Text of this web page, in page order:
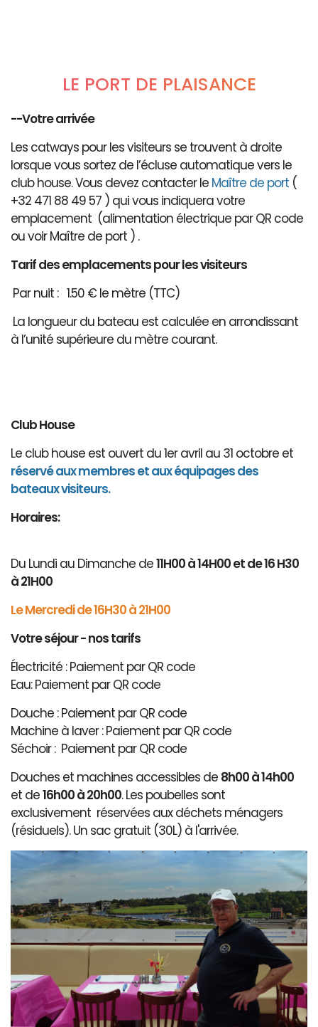
LE PORT DE PLAISANCE
--Votre arrivée
Les catways pour les visiteurs se trouvent à droite
lorsque vous sortez de l’écluse automatique vers le
club house. Vous devez contacter le Maître de port (
+32 471 88 49 57 ) qui vous indiquera votre
emplacement (alimentation électrique par QR code
ou voir Maître de port ) .
Tarif des emplacements pour les visiteurs
Par nuit : 1.50 € le mètre (TTC)
La longueur du bateau est calculée en arrondissant
à l’unité supérieure du mètre courant.
Club House
Le club house est ouvert du 1er avril au 31 octobre et
réservé aux membres et aux équipages des
bateaux visiteurs.
Horaires:
Du Lundi au Dimanche de11H00 à 14H00 et de 16 H30
à 21H00
Le Mercredi de 16H30 à 21H00
Votre séjour - nos tarifs
Électricité : Paiement par QR code
Eau: Paiement par QR code
Douche : Paiement par QR code
Machine à laver : Paiement par QR code
Séchoir : Paiement par QR code
Douches et machines accessibles de 8h00 à 14h00
et de16h00 à 20h00. Les poubelles sont
exclusivement réservées aux déchets ménagers
(résiduels). Un sac gratuit (30L) à l'arrivée.